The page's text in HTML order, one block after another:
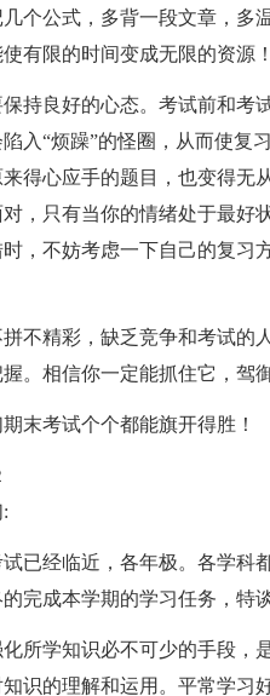
个公式，多背一段文章，多
有限的时间变成无限的资源！
持良好的心态。考试前和考
入“烦躁”的怪圈，从而使复
得心应手的题目，也变得无
，只有当你的情绪处于最好
，不妨考虑一下自己的复习
不精彩，缺乏竞争和考试的
。相信你一定能抓住它，驾
末考试个个都能旗开得胜！
已经临近，各年极。各学科
完成本学期的学习任务，特
所学知识必不可少的手段，
识的理解和运用。平常学习